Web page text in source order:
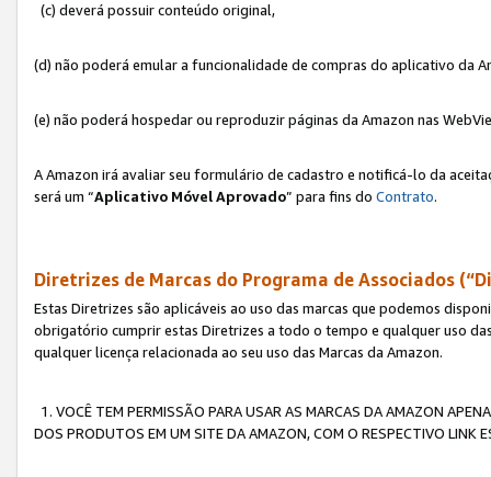
(c) deverá possuir conteúdo original,
(d) não poderá emular a funcionalidade de compras do aplicativo da
(e) não poderá hospedar ou reproduzir páginas da Amazon nas
A Amazon irá avaliar seu formulário de cadastro e notificá-lo da
será um “Aplicativo Móvel Aprovado” para fins do Contrato.
Diretrizes de Marcas do Programa de Associados
Estas Diretrizes são aplicáveis ao uso das marcas que podemos
obrigatório cumprir estas Diretrizes a todo o tempo e qualquer uso
qualquer licença relacionada ao seu uso das Marcas da Amazon.
1. VOCÊ TEM PERMISSÃO PARA USAR AS MARCAS DA AMAZON
DOS PRODUTOS EM UM SITE DA AMAZON, COM O RESPECTIVO LINK